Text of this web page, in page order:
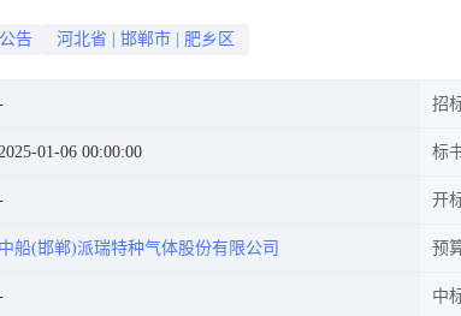
告 河北省 邯郸市 肥乡区
招
01-06 00:00:00 标
开
中船(邯郸)派瑞特种气体股份有限公司 预
中